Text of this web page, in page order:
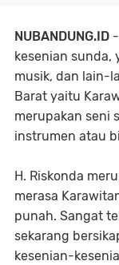
NUBANDUNG.ID
kesenian sunda,
musik, dan lain-
Barat yaitu
merupakan seni
instrumen atau
H. Riskonda
merasa
punah. Sangat
sekarang
kesenian-